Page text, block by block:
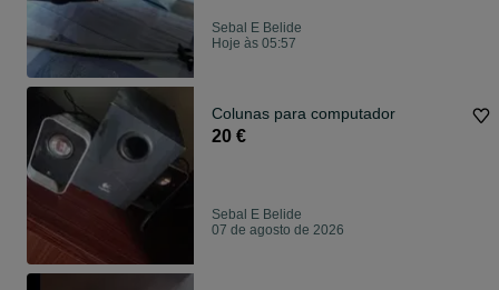
Sebal E Belide
Hoje às 05:57
Colunas para computador
20 €
Sebal E Belide
07 de agosto de 2026